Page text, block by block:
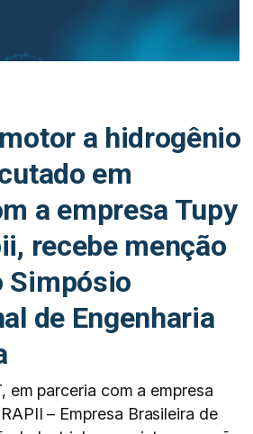
a hidrogênio
em
a empresa Tupy
recebe menção
Simpósio
de Engenharia
em parceria com a empresa
– Empresa Brasileira de